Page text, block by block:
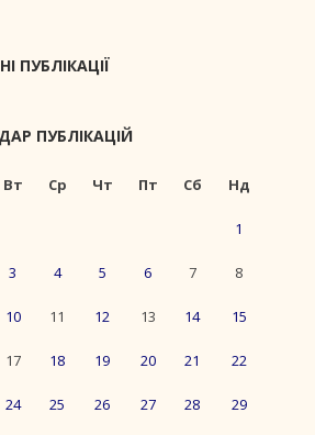
ПУБЛІКАЦІЇ
ПУБЛІКАЦІЙ
Вт Ср Чт Пт Сб Нд
1
3 4 5 6 7 8
10 11 12 13 14 15
17 18 19 20 21 22
24 25 26 27 28 29